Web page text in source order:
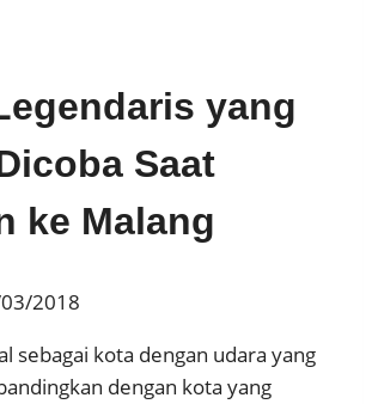
yang
Saat
ke Malang
2018
sebagai kota dengan udara yang
dengan kota yang